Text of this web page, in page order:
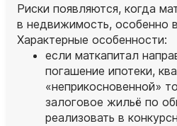
Риски появляются, когда
в недвижимость, особенно
Характерные особенности:
если маткапитал
погашение ипотеки,
«неприкосновенной»
залоговое жильё по
реализовать в